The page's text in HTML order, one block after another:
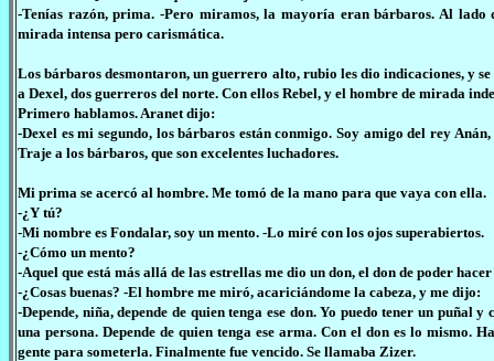
-Tenías razón, prima. -Pero miramos, la mayoría eran bárbaros. Al
mirada intensa pero carismática.
Los bárbaros desmontaron, un guerrero alto, rubio les dio indicaciones, y
a Dexel, dos guerreros del norte. Con ellos Rebel, y el hombre de mirada
Primero hablamos. Aranet dijo:
-Dexel es mi segundo, los bárbaros están conmigo. Soy amigo del rey
Traje a los bárbaros, que son excelentes luchadores.
Mi prima se acercó al hombre. Me tomó de la mano para que vaya con ella.
-¿Y tú?
-Mi nombre es Fondalar, soy un mento. -Lo miré con los ojos superabiertos.
-¿Cómo un mento?
-Aquel que está más allá de las estrellas me dio un don, el don de poder
-¿Cosas buenas? -El hombre me miró, acariciándome la cabeza, y me dijo:
-Depende, niña, depende de quien tenga ese don. Yo puedo tener un
una persona. Depende de quien tenga ese arma. Con el don es lo mismo.
gente para someterla. Finalmente fue vencido. Se llamaba Zizer.